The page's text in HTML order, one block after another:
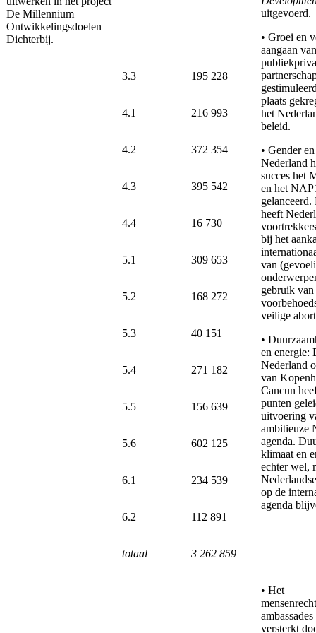
De Millennium
Ontwikkelingsdoelen
Dichterbij.
uitgevoerd.
• Groei en
aangaan van
plaats
het
beleid.
• Gender
Nederland
succes het
en het
gelanceerd.
heeft
bij het
van
gebruik van
veilige
•
en energie:
Nederland
van
Cancun
punten
uitvoering
ambitieuze
agenda.
klimaat en
echter wel,
op de
agenda
3.3 195 228
4.1 216 993
4.2 372 354
4.3 395 542
4.4 16 730
5.1 309 653
5.2 168 272
5.3 40 151
5.4 271 182
5.5 156 639
5.6 602 125
6.1 234 539
6.2 112 891
totaal 3 262 859
• Het
versterkt